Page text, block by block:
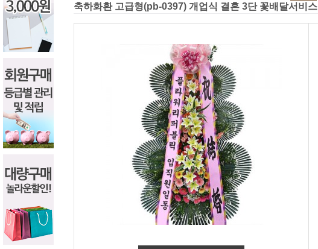
축하화환 고급형(pb-0397) 개업식 결혼 3단 꽃배달서비스